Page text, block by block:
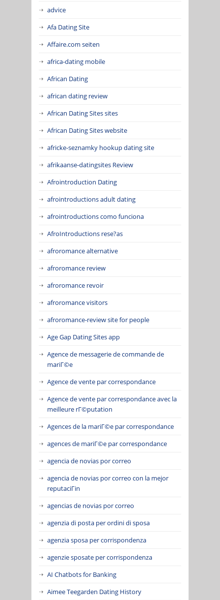
advice
Afa Dating Site
Affaire.com seiten
africa-dating mobile
African Dating
african dating review
African Dating Sites sites
African Dating Sites website
africke-seznamky hookup dating site
afrikaanse-datingsites Review
Afrointroduction Dating
afrointroductions adult dating
afrointroductions como funciona
AfroIntroductions rese?as
afroromance alternative
afroromance review
afroromance revoir
afroromance visitors
afroromance-review site for people
Age Gap Dating Sites app
Agence de messagerie de commande de
mariГ©e
Agence de vente par correspondance
Agence de vente par correspondance avec la
meilleure rГ©putation
Agences de la mariГ©e par correspondance
agences de mariГ©e par correspondance
agencia de novias por correo
agencia de novias por correo con la mejor
reputaciГіn
agencias de novias por correo
agenzia di posta per ordini di sposa
agenzia sposa per corrispondenza
agenzie sposate per corrispondenza
AI Chatbots for Banking
Aimee Teegarden Dating History